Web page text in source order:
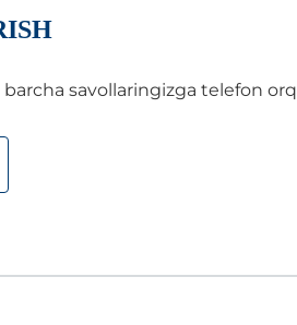
savollaringizga telefon